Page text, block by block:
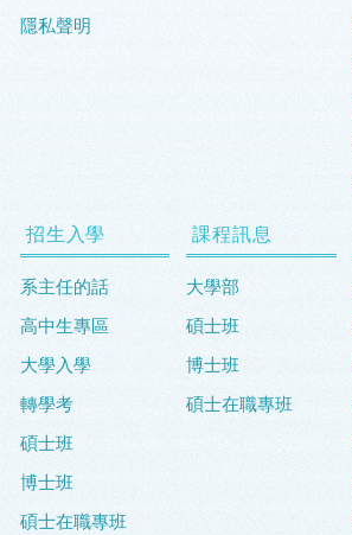
隱私聲明
招生入學
系主任的話
高中生專區
大學入學
轉學考
碩士班
博士班
碩士在職專班
課程訊息
大學部
碩士班
博士班
碩士在職專班